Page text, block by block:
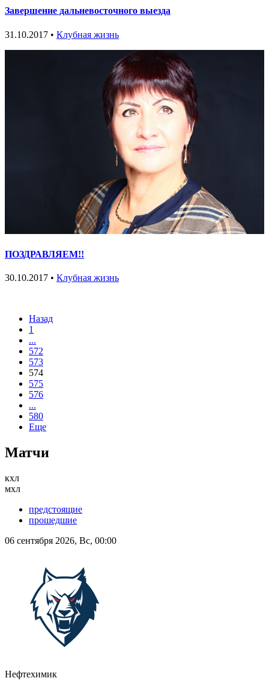
Завершение дальневосточного выезда
31.10.2017 • Клубная жизнь
ПОЗДРАВЛЯЕМ!!
30.10.2017 • Клубная жизнь
Назад
1
...
572
573
574
575
576
...
580
Еще
Матчи
кхл
мхл
предстоящие
прошедшие
06 сентября 2026, Вс, 00:00
Нефтехимик